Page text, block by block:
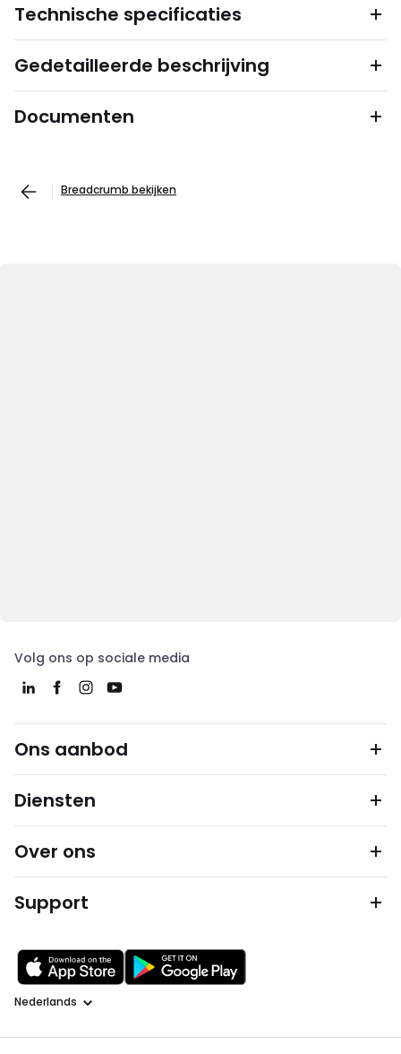
Technische specificaties
Gedetailleerde beschrijving
Documenten
Breadcrumb bekijken
Volg ons op sociale media
Ons aanbod
Diensten
Over ons
Support
Taal